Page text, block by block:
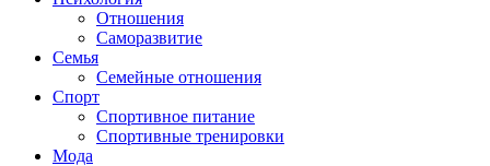
Отношения
Саморазвитие
Семья
Семейные отношения
Спорт
Спортивное питание
Спортивные тренировки
Мода